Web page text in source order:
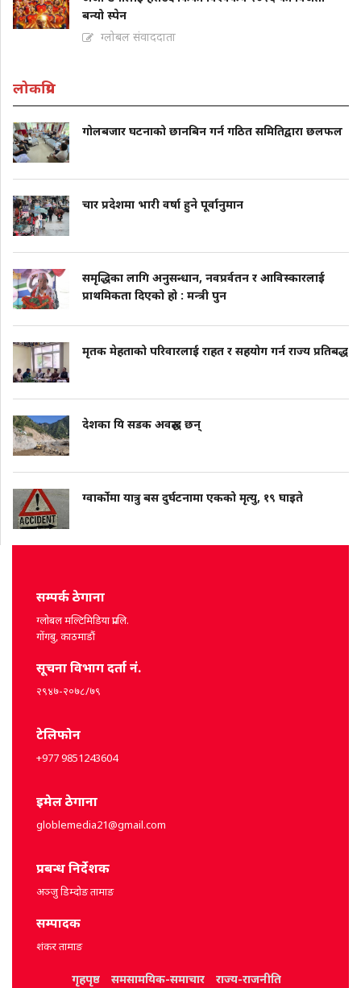
बन्यो स्पेन
ग्लोबल संवाददाता
लोकप्रिय
गोलबजार घटनाको छानबिन गर्न गठित समितिद्वारा छलफल
चार प्रदेशमा भारी वर्षा हुने पूर्वानुमान
समृद्धिका लागि अनुसन्धान, नवप्रर्वतन र आविस्कारलाई
प्राथमिकता दिएको हो : मन्त्री पुन
मृतक मेहताको परिवारलाई राहत र सहयोग गर्न राज्य प्रतिबद्ध
देशका यि सडक अवरुद्ध छन्
ग्वार्कोमा यात्रु बस दुर्घटनामा एकको मृत्यु, १९ घाइते
सम्पर्क ठेगाना
ग्लोबल मल्टिमिडिया प्रा.लि.
गोंगबु, काठमाडौं
सूचना विभाग दर्ता नं.
२९४७-२०७८/७९
टेलिफोन
+977 9851243604
इमेल ठेगाना
globlemedia21@gmail.com
प्रबन्ध निर्देशक
अञ्जु डिम्दोङ तामाङ
सम्पादक
शंकर तामाङ
गृहपृष्ठ समसामयिक-समाचार राज्य-राजनीति